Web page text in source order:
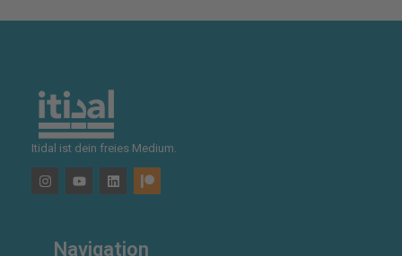
Itidal ist dein freies Medium.
Navigation